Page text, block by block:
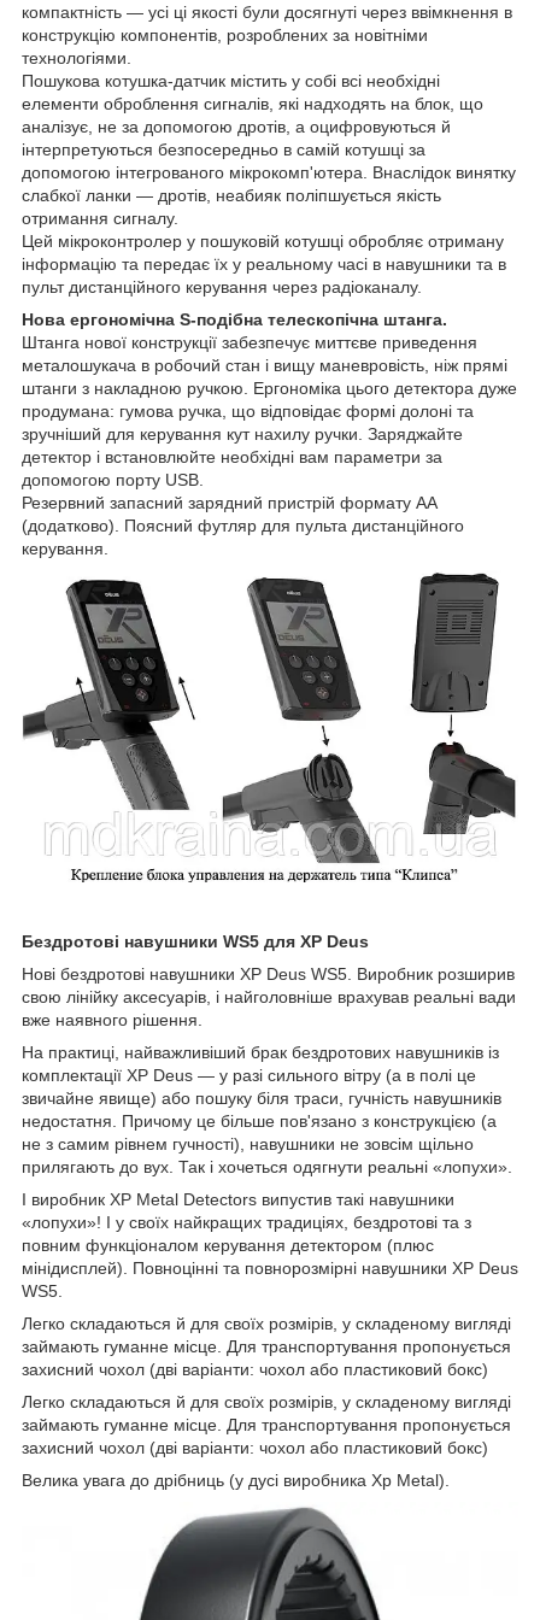
компактність — усі ці якості були досягнуті через ввімкнення в
конструкцію компонентів, розроблених за новітніми
технологіями.
Пошукова котушка-датчик містить у собі всі необхідні
елементи оброблення сигналів, які надходять на блок, що
аналізує, не за допомогою дротів, а оцифровуються й
інтерпретуються безпосередньо в самій котушці за
допомогою інтегрованого мікрокомп'ютера. Внаслідок винятку
слабкої ланки — дротів, неабияк поліпшується якість
отримання сигналу.
Цей мікроконтролер у пошуковій котушці обробляє отриману
інформацію та передає їх у реальному часі в навушники та в
пульт дистанційного керування через радіоканалу.
Нова ергономічна S-подібна телескопічна штанга.
Штанга нової конструкції забезпечує миттєве приведення
металошукача в робочий стан і вищу маневровість, ніж прямі
штанги з накладною ручкою. Ергономіка цього детектора дуже
продумана: гумова ручка, що відповідає формі долоні та
зручніший для керування кут нахилу ручки. Заряджайте
детектор і встановлюйте необхідні вам параметри за
допомогою порту USB.
Резервний запасний зарядний пристрій формату АА
(додатково). Поясний футляр для пульта дистанційного
керування.
Бездротові навушники WS5 для XP Deus
Нові бездротові навушники XP Deus WS5. Виробник розширив
свою лінійку аксесуарів, і найголовніше врахував реальні вади
вже наявного рішення.
На практиці, найважливіший брак бездротових навушників із
комплектації XP Deus — у разі сильного вітру (а в полі це
звичайне явище) або пошуку біля траси, гучність навушників
недостатня. Причому це більше пов'язано з конструкцією (а
не з самим рівнем гучності), навушники не зовсім щільно
прилягають до вух. Так і хочеться одягнути реальні «лопухи».
І виробник XP Metal Detectors випустив такі навушники
«лопухи»! І у своїх найкращих традиціях, бездротові та з
повним функціоналом керування детектором (плюс
мінідисплей). Повноцінні та повнорозмірні навушники XP Deus
WS5.
Легко складаються й для своїх розмірів, у складеному вигляді
займають гуманне місце. Для транспортування пропонується
захисний чохол (дві варіанти: чохол або пластиковий бокс)
Легко складаються й для своїх розмірів, у складеному вигляді
займають гуманне місце. Для транспортування пропонується
захисний чохол (дві варіанти: чохол або пластиковий бокс)
Велика увага до дрібниць (у дусі виробника Xp Metal).